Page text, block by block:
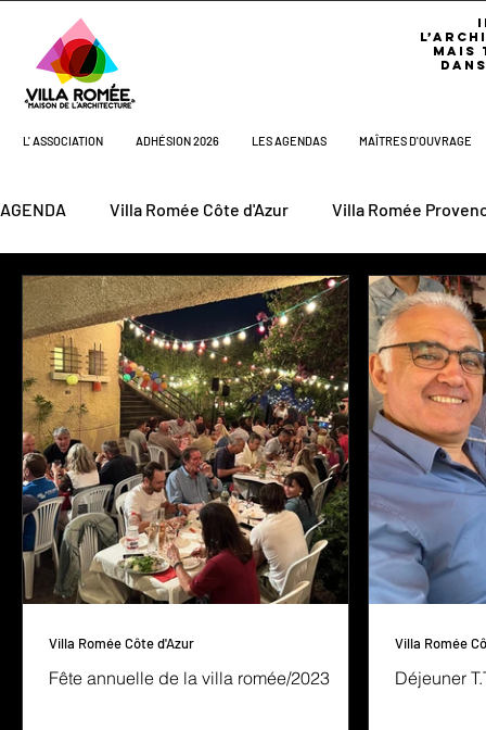
MAIS
L' ASSOCIATION ADHÉSION 2026 LES AGENDAS MAÎTRES D'OUVRAGE
AGENDA Villa Romée Côte d'Azur Villa Romée
Aux Bonheurs de Dan Agenda Villa Côte d'Azur
Les Agendas
Fête annuelle de la villa romée/2023
Villa Romée Côte d'Azur
Déjeuner
Villa Romée